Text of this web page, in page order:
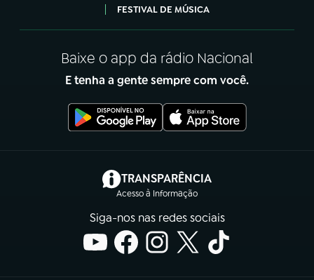
FESTIVAL DE MÚSICA
Baixe o app da rádio Nacional
E tenha a gente sempre com você.
TRANSPARÊNCIA
Acesso à Informação
(abre em nova aba)
Siga-nos nas redes sociais